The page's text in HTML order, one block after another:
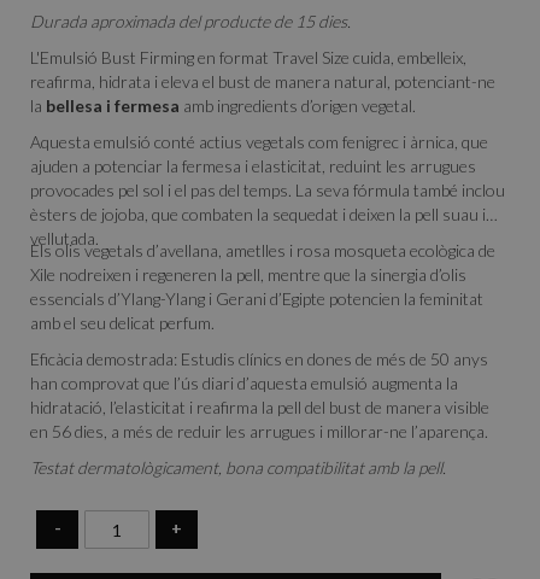
Durada aproximada del producte de 15 dies.
L'Emulsió Bust Firming en format Travel Size cuida, embelleix,
reafirma, hidrata i eleva el bust de manera natural, potenciant-ne
la bellesa i fermesa amb ingredients d’origen vegetal.
Aquesta emulsió conté actius vegetals com fenigrec i àrnica, que
ajuden a potenciar la fermesa i elasticitat, reduint les arrugues
provocades pel sol i el pas del temps. La seva fórmula també inclou
èsters de jojoba, que combaten la sequedat i deixen la pell suau i
vellutada.
Els olis vegetals d’avellana, ametlles i rosa mosqueta ecològica de
Xile nodreixen i regeneren la pell, mentre que la sinergia d’olis
essencials d’Ylang-Ylang i Gerani d’Egipte potencien la feminitat
amb el seu delicat perfum.
Eficàcia demostrada: Estudis clínics en dones de més de 50 anys
han comprovat que l’ús diari d’aquesta emulsió augmenta la
hidratació, l’elasticitat i reafirma la pell del bust de manera visible
en 56 dies, a més de reduir les arrugues i millorar-ne l’aparença.
Testat dermatològicament, bona compatibilitat amb la pell.
- +